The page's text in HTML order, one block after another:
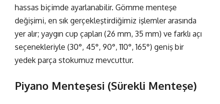
hassas biçimde ayarlanabilir. Gömme menteşe
değişimi, en sık gerçekleştirdiğimiz işlemler arasında
yer alır; yaygın cup çapları (26 mm, 35 mm) ve farklı açı
seçenekleriyle (30°, 45°, 90°, 110°, 165°) geniş bir
yedek parça stokumuz mevcuttur.
Piyano Menteşesi (Sürekli Menteşe)